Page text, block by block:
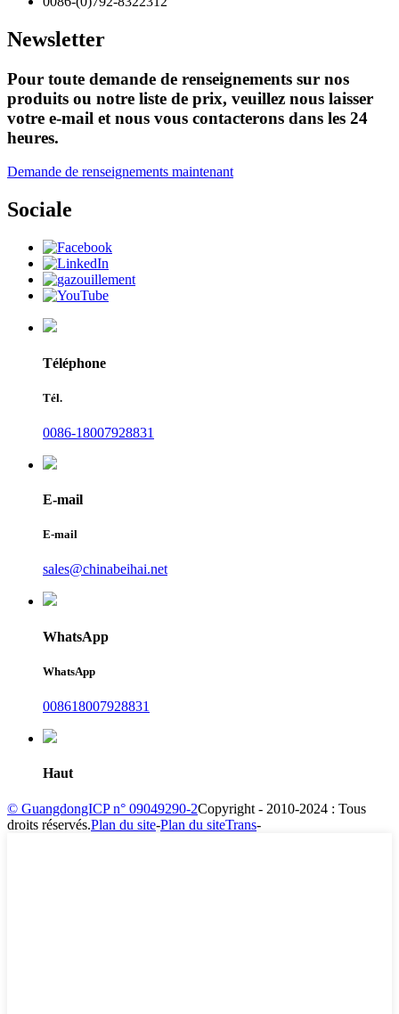
Newsletter
Pour toute demande de renseignements sur nos
produits ou notre liste de prix, veuillez nous laisser
votre e-mail et nous vous contacterons dans les 24
heures.
Demande de renseignements maintenant
Sociale
Téléphone
Tél.
0086-18007928831
E-mail
E-mail
sales@chinabeihai.net
WhatsApp
WhatsApp
008618007928831
Haut
© GuangdongICP n° 09049290-2Copyright - 2010-2024 : Tous
droits réservés.Plan du site-Plan du siteTrans-